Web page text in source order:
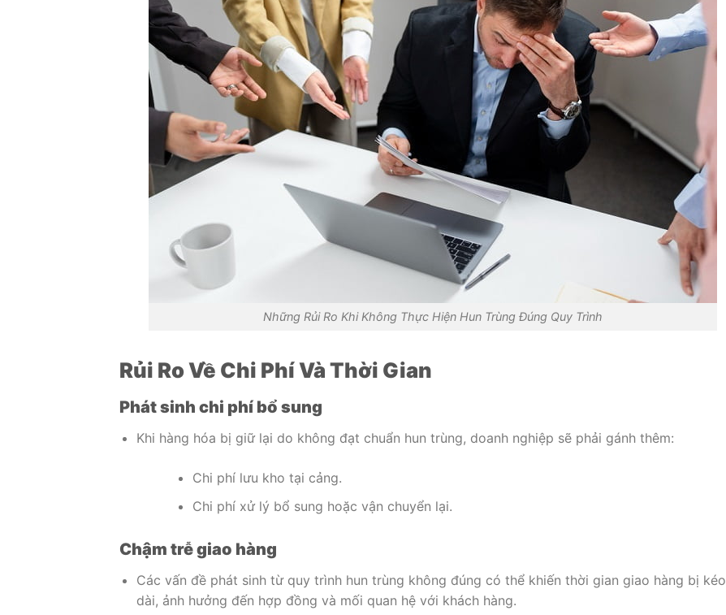
Những Rủi Ro Khi Không Thực Hiện Hun Trùng Đúng Quy Trình
Rủi Ro Về Chi Phí Và Thời Gian
Phát sinh chi phí bổ sung
Khi hàng hóa bị giữ lại do không đạt chuẩn hun trùng, doanh nghiệp sẽ phải gánh thêm:
Chi phí lưu kho tại cảng.
Chi phí xử lý bổ sung hoặc vận chuyển lại.
Chậm trễ giao hàng
Các vấn đề phát sinh từ quy trình hun trùng không đúng có thể khiến thời gian giao hàng bị kéo
dài, ảnh hưởng đến hợp đồng và mối quan hệ với khách hàng.